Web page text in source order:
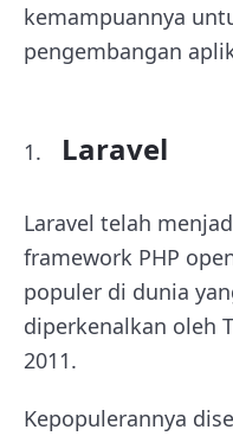
kemampuannya
pengembangan
Laravel
Laravel telah
framework PHP
populer di dunia
diperkenalkan oleh
2011.
Kepopulerannya